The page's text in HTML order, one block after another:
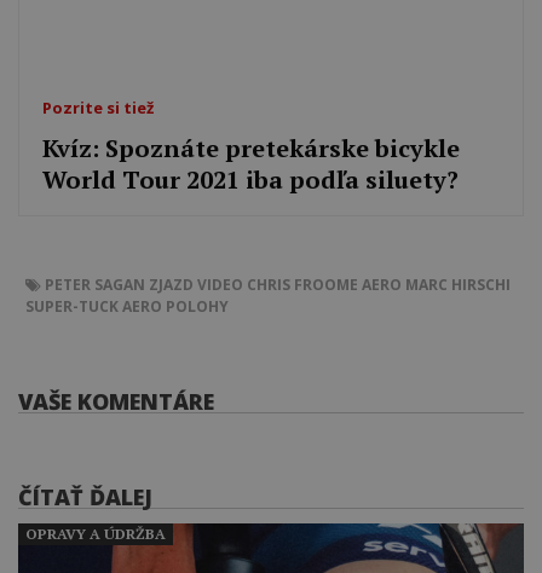
Pozrite si tiež
Kvíz: Spoznáte pretekárske bicykle
World Tour 2021 iba podľa siluety?
PETER SAGAN ZJAZD VIDEO CHRIS FROOME AERO MARC HIRSCHI
SUPER-TUCKAERO POLOHY
VAŠE KOMENTÁRE
ČÍTAŤ ĎALEJ
OPRAVY A ÚDRŽBA